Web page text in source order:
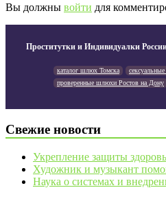
Вы должны войти для
Проститутки и Индивидуалки
каталог шлюх Томска
проверенные шлюхи Ростов на Дону
Свежие новости
Укрепление защиты
Художник и музыкант
Наука о системах и